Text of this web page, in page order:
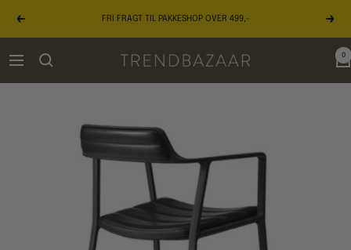
Forrige FRI FRAGT TIL PAKKESHOP OVER 499,-
Navigation TRENDBAZAAR
0